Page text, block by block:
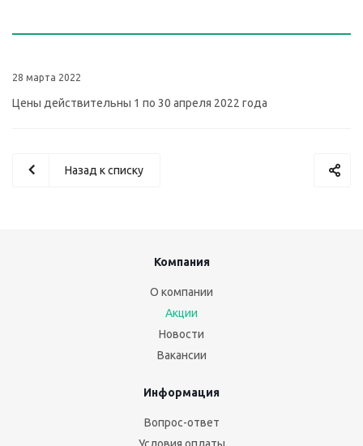
28 марта 2022
Цены действительны 1 по 30 апреля 2022 года
Назад к списку
Компания
О компании
Акции
Новости
Вакансии
Информация
Вопрос-ответ